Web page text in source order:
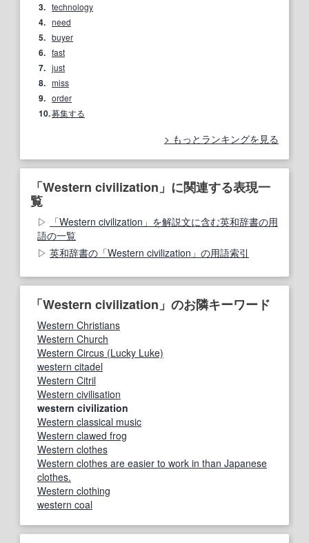
3. technology
4. need
5. buyer
6. fast
7. just
8. miss
9. order
10.募集する
もっとランキングを見る
「Western civilization」に関連する表現一
覧
「Western civilization」を解説文に含む英和辞書の用
語の一覧
英和辞書の「Western civilization」の用語索引
「Western civilization」のお隣キーワード
Western Christians
Western Church
Western Circus (Lucky Luke)
western citadel
Western Citril
Western civilisation
western civilization
Western classical music
Western clawed frog
Western clothes
Western clothes are easier to work in than Japanese
clothes.
Western clothing
western coal